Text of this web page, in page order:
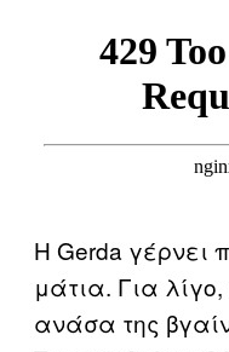
Η Gerda γέρνει
μάτια. Για
ανάσα της